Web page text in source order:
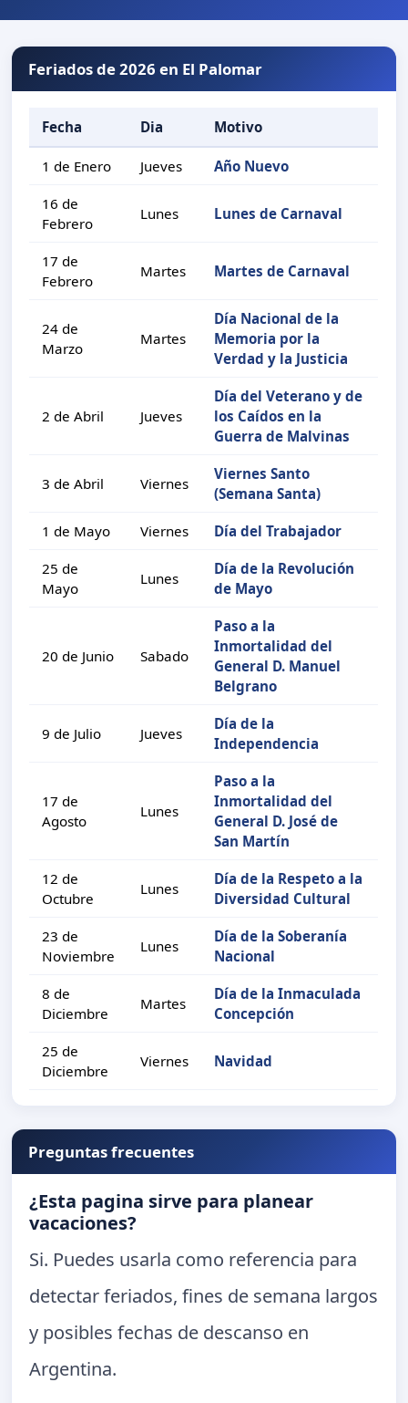
Feriados de 2026 en El Palomar
Fecha Dia Motivo
1 de Enero Jueves Año Nuevo
16 de
Febrero
Lunes Lunes de Carnaval
17 de
Febrero
Martes Martes de Carnaval
24 de
Marzo
Martes
Día Nacional de la
Memoria por la
Verdad y la Justicia
2 de Abril Jueves
Día del Veterano y de
los Caídos en la
Guerra de Malvinas
3 de Abril Viernes
Viernes Santo
(Semana Santa)
1 de Mayo Viernes Día del Trabajador
25 de
Mayo
Lunes
Día de la Revolución
de Mayo
20 de Junio Sabado
Paso a la
Inmortalidad del
General D. Manuel
Belgrano
9 de Julio Jueves
Día de la
Independencia
17 de
Agosto
Lunes
Paso a la
Inmortalidad del
General D. José de
San Martín
12 de
Octubre
Lunes
Día de la Respeto a la
Diversidad Cultural
23 de
Noviembre
Lunes
Día de la Soberanía
Nacional
8 de
Diciembre
Martes
Día de la Inmaculada
Concepción
25 de
Diciembre
Viernes Navidad
Preguntas frecuentes
¿Esta pagina sirve para planear
vacaciones?
Si. Puedes usarla como referencia para
detectar feriados, fines de semana largos
y posibles fechas de descanso en
Argentina.